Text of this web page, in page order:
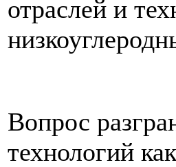
отраслей и
Вопрос
технологий